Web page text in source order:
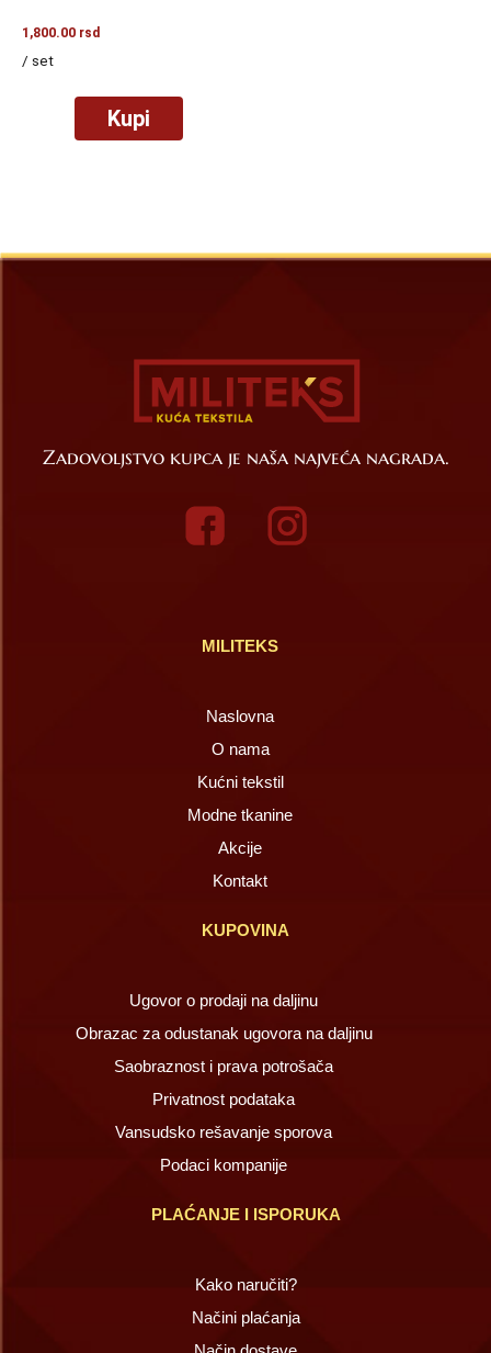
1,800.00 rsd
/ set
Kupi
Zadovoljstvo kupca je naša najveća nagrada.
MILITEKS
Naslovna
O nama
Kućni tekstil
Modne tkanine
Akcije
Kontakt
KUPOVINA
Ugovor o prodaji na daljinu
Obrazac za odustanak ugovora na daljinu
Saobraznost i prava potrošača
Privatnost podataka
Vansudsko rešavanje sporova
Podaci kompanije
PLAĆANJE I ISPORUKA
Kako naručiti?
Načini plaćanja